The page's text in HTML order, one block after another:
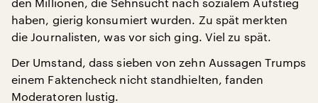
haben, gierig konsumiert wurden. Zu spät merkten
die Journalisten, was vor sich ging. Viel zu spät.
Der Umstand, dass sieben von zehn Aussagen Trumps
einem Faktencheck nicht standhielten, fanden
Moderatoren lustig.